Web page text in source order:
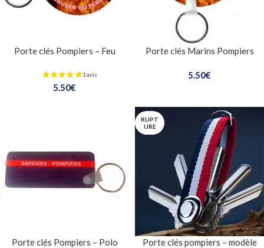
Porte clés Pompiers – Feu
5.50€
Porte clés Marins Pompiers
5.50€
Porte clés Pompiers – Polo
RUPT
URE
Porte clés pompiers – modèle